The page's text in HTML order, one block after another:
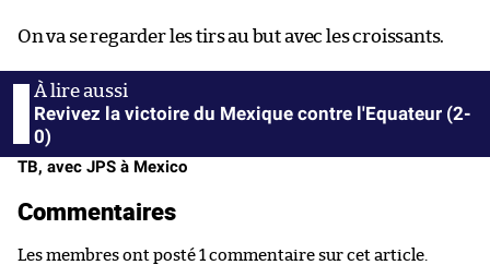
On va se regarder les tirs au but avec les croissants.
Revivez la victoire du Mexique contre l'Equateur (2-
0)
TB, avec JPS à Mexico
Commentaires
Les membres ont posté 1 commentaire sur cet article.